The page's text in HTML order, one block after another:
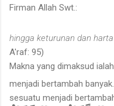
Firman Allah Swt.:
hingga keturunan dan
A'raf: 95)
Makna yang dimaksud
menjadi bertambah
sesuatu menjadi